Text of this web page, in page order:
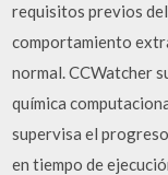
requisitos previos
comportamiento
normal. CCWatcher
química
supervisa el
en tiempo de